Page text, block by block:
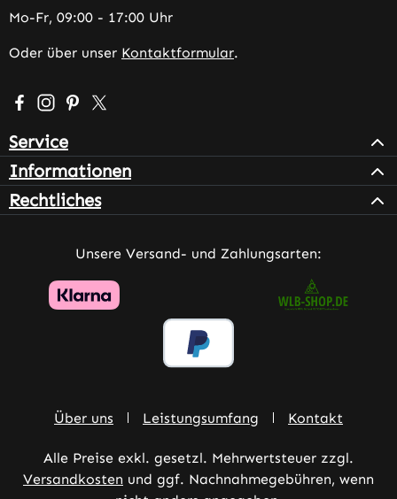
Mo-Fr, 09:00 - 17:00 Uhr
Oder über unser Kontaktformular.
Besuche uns auf Facebook – öffnet in neuem Tab
Schau auf Instagram vorbei – öffnet in neuem Tab
Lass dich auf Pinterest inspirieren – öffnet in
Folge uns auf X – öffnet in neuem Tab
Service
Informationen
Rechtliches
Unsere Versand- und Zahlungsarten:
Über uns Leistungsumfang Kontakt
Alle Preise exkl. gesetzl. Mehrwertsteuer zzgl.
Versandkosten und ggf. Nachnahmegebühren, wenn